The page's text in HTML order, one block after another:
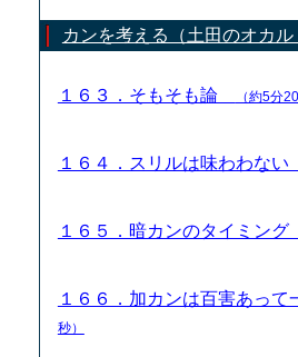
カンを考える（土田のオカル
１６３．そもそも論 （約5分
１６４．スリルは味わわない
１６５．暗カンのタイミング
１６６．加カンは百害あっ
秒）